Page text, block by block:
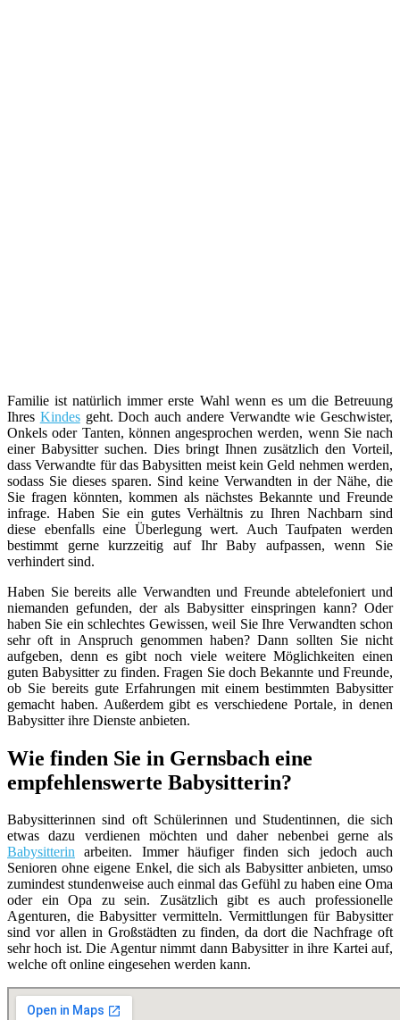
Familie ist natürlich immer erste Wahl wenn es um die Betreuung
Ihres Kindesgeht. Doch auch andere Verwandte wie Geschwister,
Onkels oder Tanten, können angesprochen werden, wenn Sie nach
einer Babysitter suchen. Dies bringt Ihnen zusätzlich den Vorteil,
dass Verwandte für das Babysitten meist kein Geld nehmen werden,
sodass Sie dieses sparen. Sind keine Verwandten in der Nähe, die
Sie fragen könnten, kommen als nächstes Bekannte und Freunde
infrage. Haben Sie ein gutes Verhältnis zu Ihren Nachbarn sind
diese ebenfalls eine Überlegung wert. Auch Taufpaten werden
bestimmt gerne kurzzeitig auf Ihr Baby aufpassen, wenn Sie
verhindert sind.
Haben Sie bereits alle Verwandten und Freunde abtelefoniert und
niemanden gefunden, der als Babysitter einspringen kann? Oder
haben Sie ein schlechtes Gewissen, weil Sie Ihre Verwandten schon
sehr oft in Anspruch genommen haben? Dann sollten Sie nicht
aufgeben, denn es gibt noch viele weitere Möglichkeiten einen
guten Babysitter zu finden. Fragen Sie doch Bekannte und Freunde,
ob Sie bereits gute Erfahrungen mit einem bestimmten Babysitter
gemacht haben. Außerdem gibt es verschiedene Portale, in denen
Babysitter ihre Dienste anbieten.
Wie finden Sie in Gernsbach eine
empfehlenswerte Babysitterin?
Babysitterinnen sind oft Schülerinnen und Studentinnen, die sich
etwas dazu verdienen möchten und daher nebenbei gerne als
Babysitterin arbeiten. Immer häufiger finden sich jedoch auch
Senioren ohne eigene Enkel, die sich als Babysitter anbieten, umso
zumindest stundenweise auch einmal das Gefühl zu haben eine Oma
oder ein Opa zu sein. Zusätzlich gibt es auch professionelle
Agenturen, die Babysitter vermitteln. Vermittlungen für Babysitter
sind vor allen in Großstädten zu finden, da dort die Nachfrage oft
sehr hoch ist. Die Agentur nimmt dann Babysitter in ihre Kartei auf,
welche oft online eingesehen werden kann.